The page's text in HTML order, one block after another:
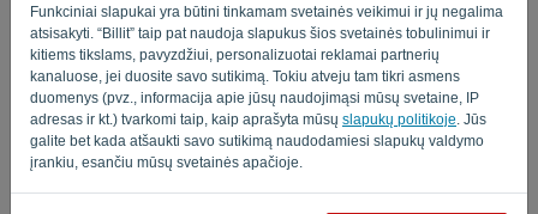
Funkciniai slapukai yra būtini tinkamam svetainės veikimui ir jų negalima
atsisakyti. “Billit” taip pat naudoja slapukus šios svetainės tobulinimui ir
kitiems tikslams, pavyzdžiui, personalizuotai reklamai partnerių
kanaluose, jei duosite savo sutikimą. Tokiu atveju tam tikri asmens
duomenys (pvz., informacija apie jūsų naudojimąsi mūsų svetaine, IP
adresas ir kt.) tvarkomi taip, kaip aprašyta mūsų slapukų politikoje . Jūs
galite bet kada atšaukti savo sutikimą naudodamiesi slapukų valdymo
įrankiu, esančiu mūsų svetainės apačioje.
Primink man Pamiršote slaptažodį?
PRISIJUNGTI